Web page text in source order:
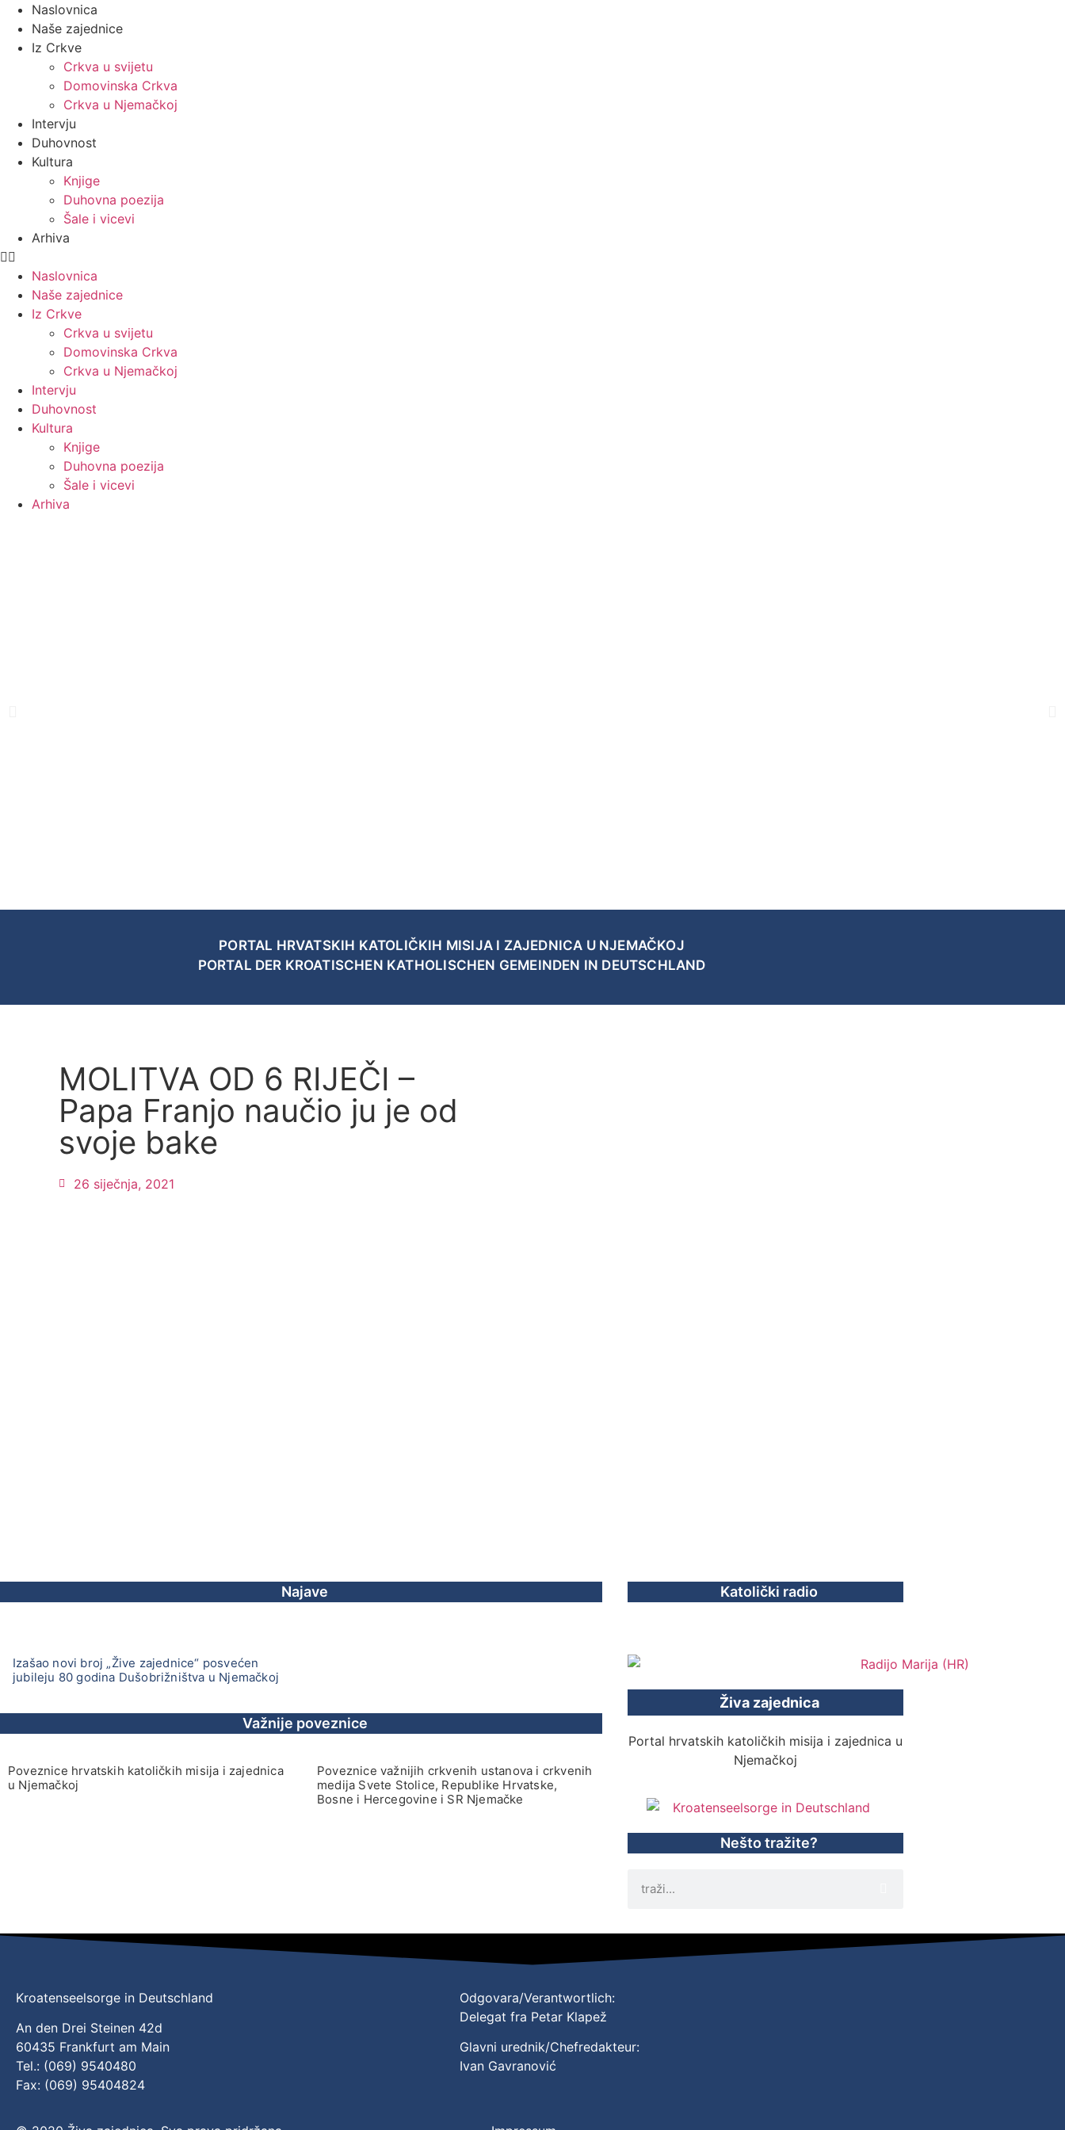
Naslovnica
Naše zajednice
Iz Crkve
Crkva u svijetu
Domovinska Crkva
Crkva u Njemačkoj
Intervju
Duhovnost
Kultura
Knjige
Duhovna poezija
Šale i vicevi
Arhiva
Naslovnica
Naše zajednice
Iz Crkve
Crkva u svijetu
Domovinska Crkva
Crkva u Njemačkoj
Intervju
Duhovnost
Kultura
Knjige
Duhovna poezija
Šale i vicevi
Arhiva
PORTAL HRVATSKIH KATOLIČKIH MISIJA I ZAJEDNICA U NJEMAČKOJ
PORTAL DER KROATISCHEN KATHOLISCHEN GEMEINDEN IN DEUTSCHLAND
MOLITVA OD 6 RIJEČI –
Papa Franjo naučio ju je od
svoje bake
26 siječnja, 2021
Najave
Izašao novi broj „Žive zajednice“ posvećen
jubileju 80 godina Dušobrižništva u Njemačkoj
Važnije poveznice
Poveznice hrvatskih katoličkih misija i zajednica
u Njemačkoj
Poveznice važnijih crkvenih ustanova i crkvenih
medija Svete Stolice, Republike Hrvatske,
Bosne i Hercegovine i SR Njemačke
Katolički radio
Živa zajednica
Portal hrvatskih katoličkih misija i zajednica u
Njemačkoj
Nešto tražite?
Kroatenseelsorge in Deutschland
An den Drei Steinen 42d
60435 Frankfurt am Main
Tel.: (069) 9540480
Fax: (069) 95404824
Odgovara/Verantwortlich:
Delegat fra Petar Klapež
Glavni urednik/Chefredakteur:
Ivan Gavranović